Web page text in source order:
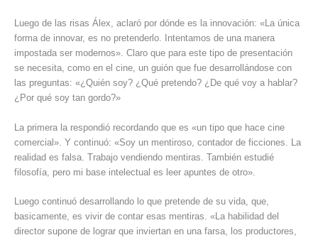
Luego de las risas Álex, aclaró por dónde es la innovación: «La única
forma de innovar, es no pretenderlo. Intentamos de una manera
impostada ser modernos». Claro que para este tipo de presentación
se necesita, como en el cine, un guión que fue desarrollándose con
las preguntas: «¿Quién soy? ¿Qué pretendo? ¿De qué voy a hablar?
¿Por qué soy tan gordo?»
La primera la respondió recordando que es «un tipo que hace cine
comercial». Y continuó: «Soy un mentiroso, contador de ficciones. La
realidad es falsa. Trabajo vendiendo mentiras. También estudié
filosofía, pero mi base intelectual es leer apuntes de otro».
Luego continuó desarrollando lo que pretende de su vida, que,
basicamente, es vivir de contar esas mentiras. «La habilidad del
director supone de lograr que inviertan en una farsa, los productores,